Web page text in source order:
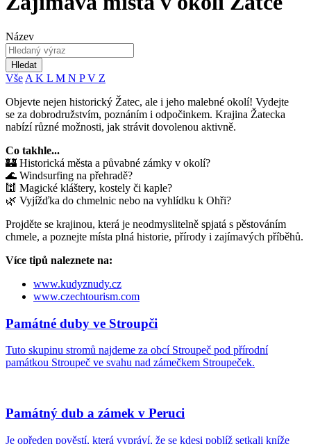
Název
Hledat
Vše A K L M N PV Z
Objevte nejen historický Žatec, ale i jeho malebné okolí! Vydejte
se za dobrodružstvím, poznáním i odpočinkem. Krajina Žatecka
nabízí různé možnosti, jak strávit dovolenou aktivně.
Co takhle...
🏰 Historická města a půvabné zámky v okolí?
🌊 Windsurfing na přehradě?
🕍 Magické kláštery, kostely či kaple?
🌿 Vyjížďka do chmelnic nebo na vyhlídku k Ohři?
Projděte se krajinou, která je neodmyslitelně spjatá s pěstováním
chmele, a poznejte místa plná historie, přírody i zajímavých příběhů.
Více tipů naleznete na:
www.kudyznudy.cz
www.czechtourism.com
Památné duby ve Stroupči
Tuto skupinu stromů najdeme za obcí Stroupeč pod přírodní
památkou Stroupeč ve svahu nad zámečkem Stroupeček.
Památný dub a zámek v Peruci
Je opředen pověstí, která vypráví, že se kdesi poblíž setkali kníže